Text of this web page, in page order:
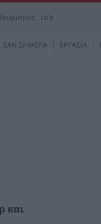
Life
ΣΑΝ ΣΗΜΕΡΑ ΕΡΓΑΣΙΑ
και